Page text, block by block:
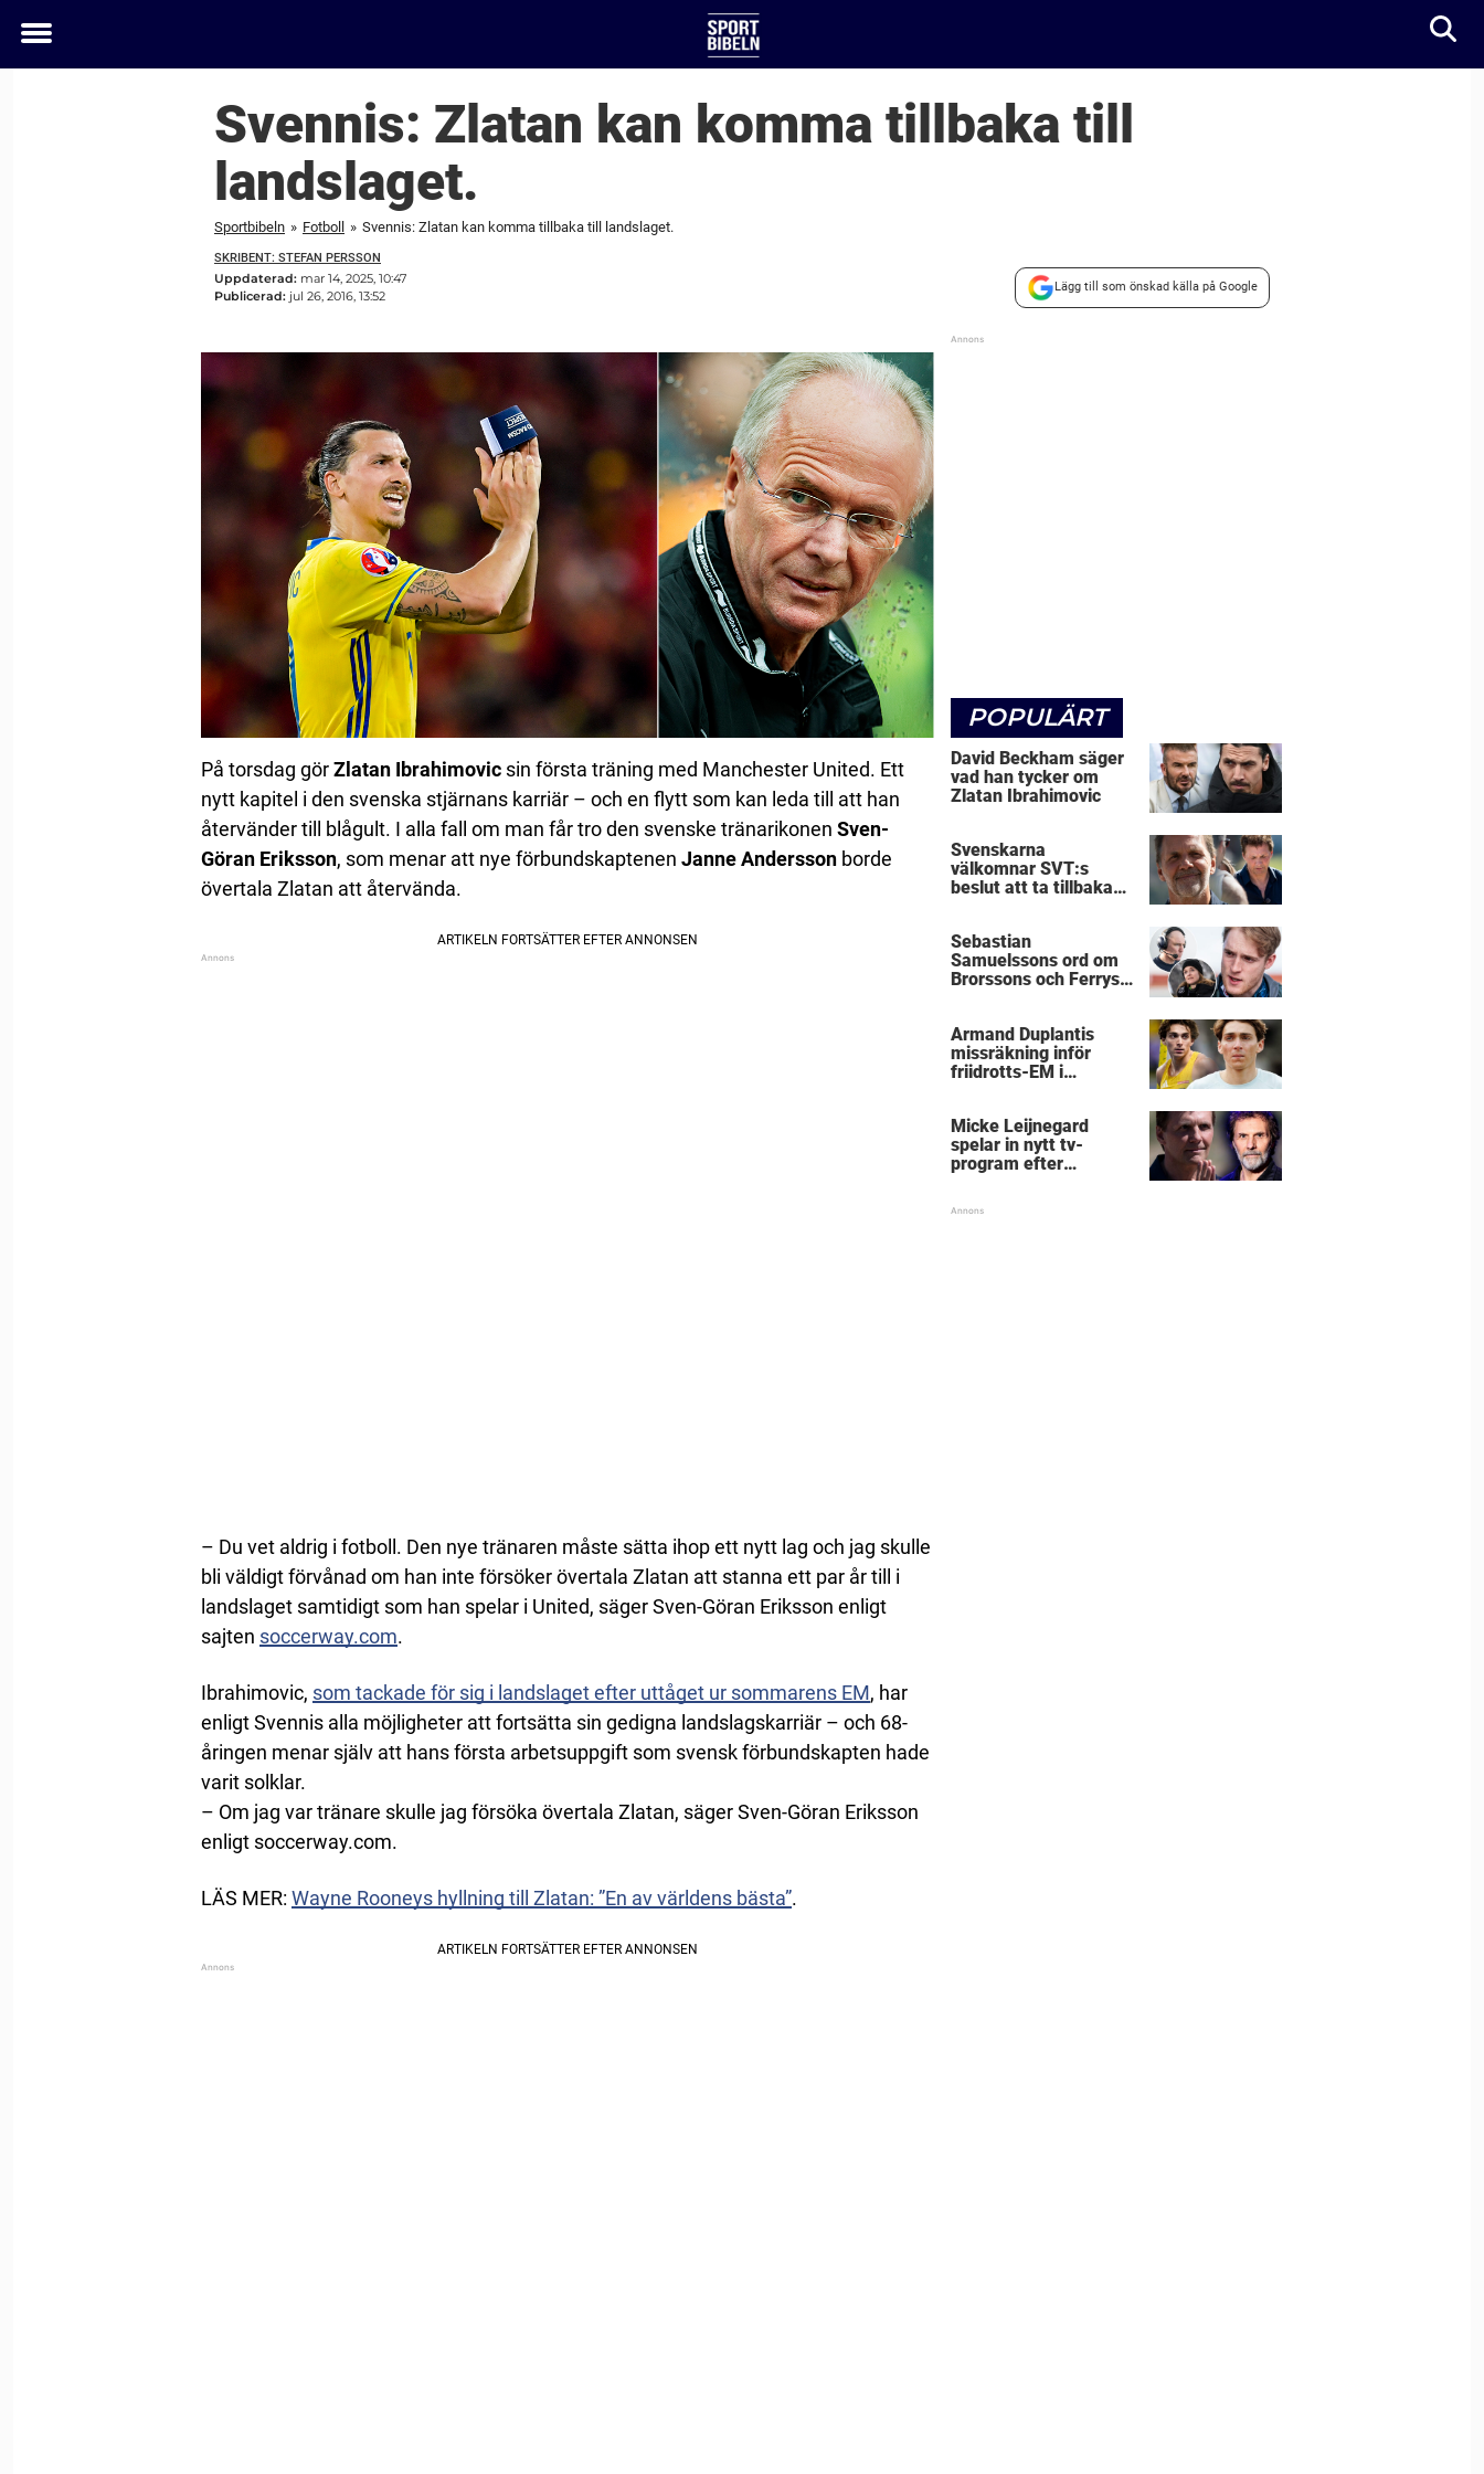
Toggle
Svennis: Zlatan kan komma tillbaka till
landslaget.
Sportbibeln » Fotboll » Svennis: Zlatan kan komma tillbaka till landslaget.
SKRIBENT: STEFAN PERSSON
Uppdaterad: mar 14, 2025, 10:47
Publicerad: jul 26, 2016, 13:52
Lägg till som önskad källa på Google
På torsdag görZlatan Ibrahimovic sin första träning med Manchester United. Ett
nytt kapitel i den svenska stjärnans karriär – och en flytt som kan leda till att han
återvänder till blågult. I alla fall om man får tro den svenske tränarikonen Sven-
Göran Eriksson, som menar att nye förbundskaptenen Janne Andersson borde
övertala Zlatan att återvända.
– Du vet aldrig i fotboll. Den nye tränaren måste sätta ihop ett nytt lag och jag skulle
bli väldigt förvånad om han inte försöker övertala Zlatan att stanna ett par år till i
landslaget samtidigt som han spelar i United, säger Sven-Göran Eriksson enligt
sajten soccerway.com.
Ibrahimovic, som tackade för sig i landslaget efter uttåget ur sommarens EM, har
enligt Svennis alla möjligheter att fortsätta sin gedigna landslagskarriär – och 68-
åringen menar själv att hans första arbetsuppgift som svensk förbundskapten hade
varit solklar.
– Om jag var tränare skulle jag försöka övertala Zlatan, säger Sven-Göran Eriksson
enligt soccerway.com.
LÄS MER: Wayne Rooneys hyllning till Zlatan: ”En av världens bästa”.
POPULÄRT
David Beckham säger
vad han tycker om
Zlatan Ibrahimovic
Svenskarna
välkomnar SVT:s
beslut att ta tillbaka
Sebastian
Samuelssons ord om
Brorssons och Ferrys
Armand Duplantis
missräkning inför
friidrotts-EM i
Micke Leijnegard
spelar in nytt tv-
program efter